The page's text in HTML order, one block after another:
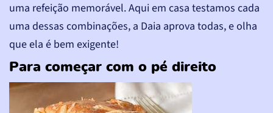
uma refeição memorável. Aqui em casa testamos cada
uma dessas combinações, a Daia aprova todas, e olha
que ela é bem exigente!
Para começar com o pé direito